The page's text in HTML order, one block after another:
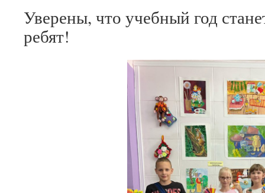
Уверены, что учебный год
ребят!